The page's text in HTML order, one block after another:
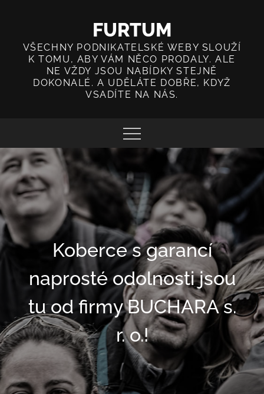
content
FURTUM
VŠECHNY PODNIKATELSKÉ WEBY SLOUŽÍ
K TOMU, ABY VÁM NĚCO PRODALY. ALE
NE VŽDY JSOU NABÍDKY STEJNĚ
DOKONALÉ. A UDĚLÁTE DOBŘE, KDYŽ
VSADÍTE NA NÁS.
Koberce s garancí
naprosté odolnosti jsou
tu od firmy BUCHARA s.
r. o.!